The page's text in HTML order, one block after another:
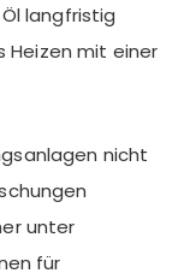
langfristig
Heizen mit einer
nicht
unter
für